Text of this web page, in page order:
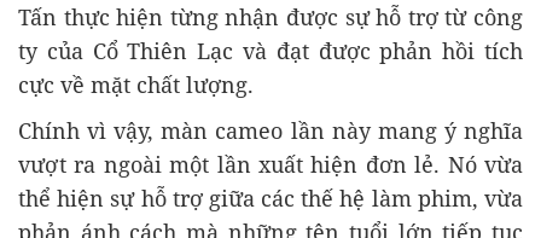
Tấn thực hiện từng nhận được sự hỗ trợ từ công
ty của Cổ Thiên Lạc và đạt được phản hồi tích
cực về mặt chất lượng.
Chính vì vậy, màn cameo lần này mang ý nghĩa
vượt ra ngoài một lần xuất hiện đơn lẻ. Nó vừa
thể hiện sự hỗ trợ giữa các thế hệ làm phim, vừa